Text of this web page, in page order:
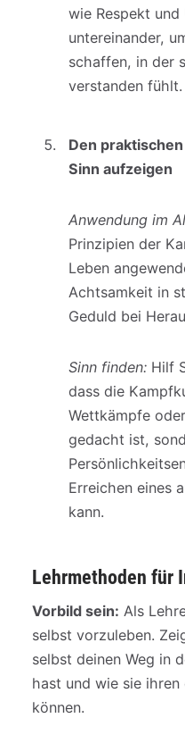
wie Respekt
untereinander,
schaffen, in der
verstanden fühlt.
Den
Sinn aufzeigen
Anwendung im
Prinzipien der
Leben
Achtsamkeit in
Geduld bei
Sinn finden: Hilf
dass die
Wettkämpfe
gedacht ist,
Erreichen eines
kann.
Lehrmethoden für
Vorbild sein: Als
selbst vorzuleben.
selbst deinen Weg in
hast und wie sie ihren
können.